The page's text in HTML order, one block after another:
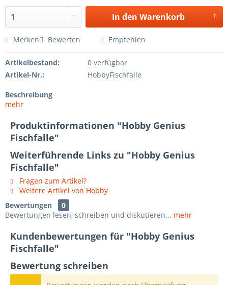
In den Warenkorb
Merken Bewerten Empfehlen
Artikelbestand:
0 verfügbar
Artikel-Nr.:
HobbyFischfalle
Beschreibung
mehr
Produktinformationen "Hobby Genius
Fischfalle"
Weiterführende Links zu "Hobby Genius
Fischfalle"
Fragen zum Artikel?
Weitere Artikel von Hobby
Bewertungen
0
Bewertungen lesen, schreiben und diskutieren... mehr
Kundenbewertungen für "Hobby Genius
Fischfalle"
Bewertung schreiben